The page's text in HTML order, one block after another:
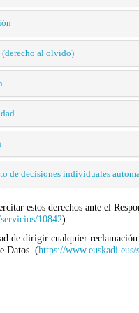
(derecho al olvido)
de decisiones individuales
estos derechos ante el
10842)
de dirigir cualquier
Datos. (https://